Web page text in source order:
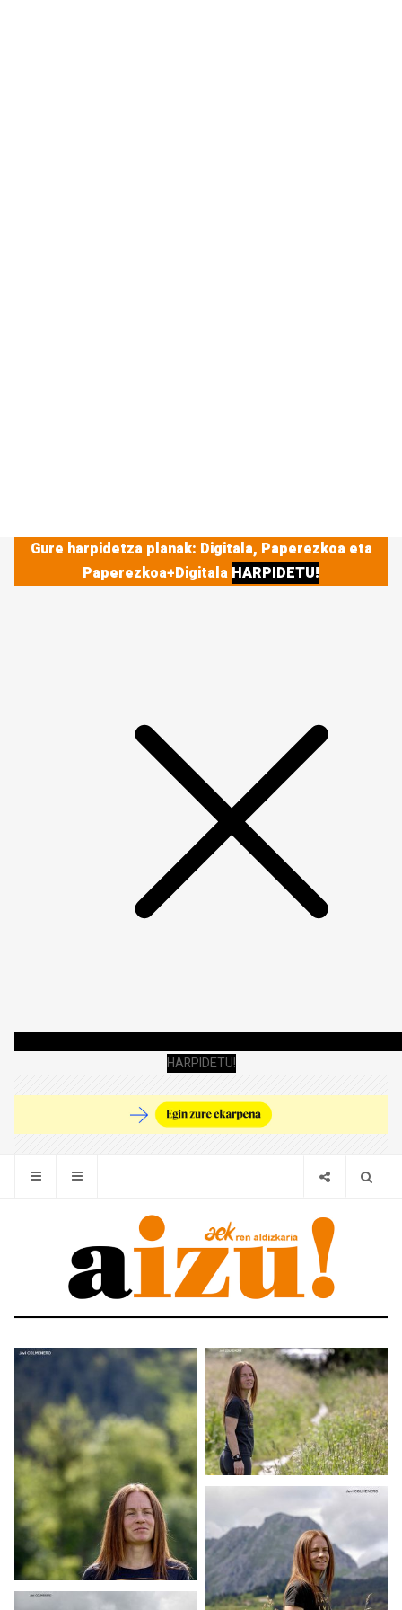
Gure harpidetza planak: Digitala, Paperezkoa eta
Paperezkoa+Digitala HARPIDETU!
HARPIDETU!